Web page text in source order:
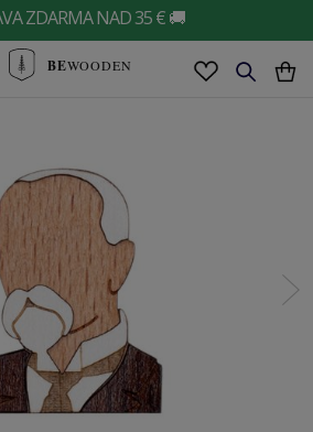
ZDARMA NAD 35 € 🚚
BEWOODEN